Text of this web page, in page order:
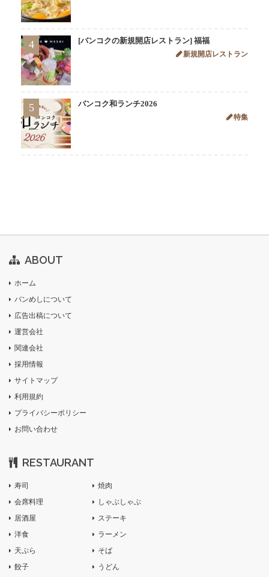
4 [バンコクの新規開店レストラン] 福福
新規開店レストラン
5 バンコク和ランチ2026
特集
ABOUT
ホーム
バンめしについて
広告出稿について
運営会社
関連会社
採用情報
サイトマップ
利用規約
プライバシーポリシー
お問い合わせ
RESTAURANT
寿司
会席料理
居酒屋
洋食
天ぷら
餃子
焼肉
しゃぶしゃぶ
ステーキ
ラーメン
そば
うどん